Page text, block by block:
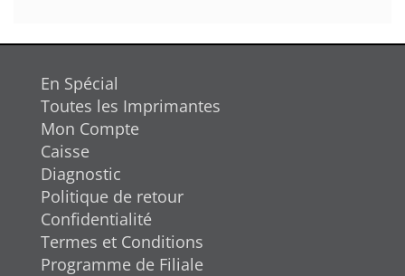
En Spécial
Toutes les Imprimantes
Mon Compte
Caisse
Diagnostic
Politique de retour
Confidentialité
Termes et Conditions
Programme de Filiale